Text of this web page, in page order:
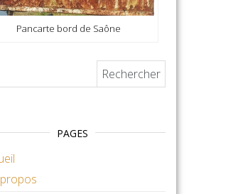
Pancarte bord de Saône
PAGES